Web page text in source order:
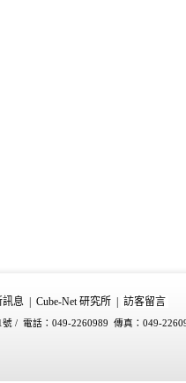
訊息 Cube-Net 研究所 訪客留言
號 / 電話：049-2260989 傳真：049-